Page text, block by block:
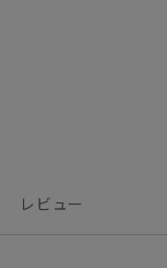
レビュー